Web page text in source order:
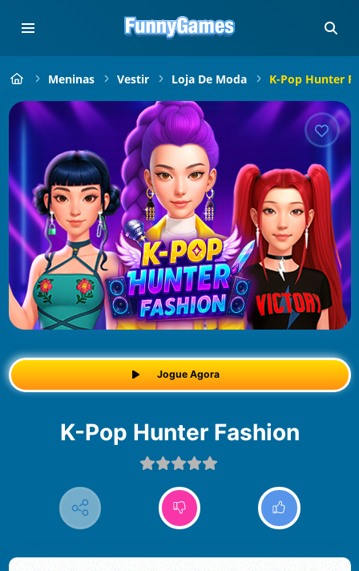
Meninas Vestir Loja De Moda K-Pop Hunter
Jogue Agora
K-Pop Hunter Fashion